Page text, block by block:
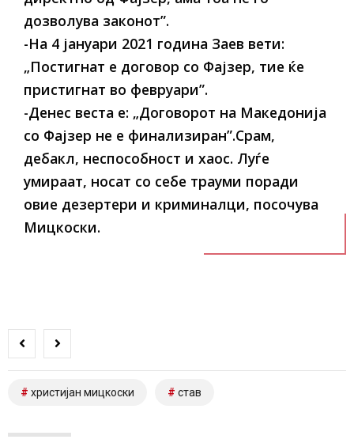
дозволува законот”.
-На 4 јануари 2021 година Заев вети:
„Постигнат е договор со Фајзер, тие ќе
пристигнат во февруари”.
-Денес веста е: „Договорот на Македонија
со Фајзер не е финализиран”.Срам,
дебакл, неспособност и хаос. Луѓе
умираат, носат со себе трауми поради
овие дезертери и криминалци, посочува
Мицкоски.
христијан мицкоски став